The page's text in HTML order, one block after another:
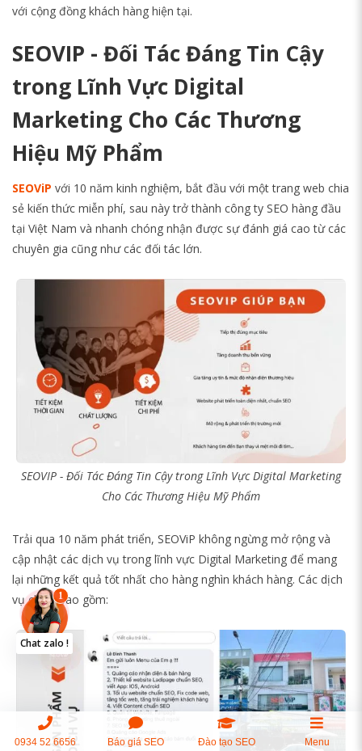
với cộng đồng khách hàng hiện tại.
SEOVIP - Đối Tác Đáng Tin Cậy
trong Lĩnh Vực Digital
Marketing Cho Các Thương
Hiệu Mỹ Phẩm
SEOViP với 10 năm kinh nghiệm, bắt đầu với một trang web chia
sẻ kiến thức miễn phí, sau này trở thành công ty SEO hàng đầu
tại Việt Nam và nhanh chóng nhận được sự đánh giá cao từ các
chuyên gia cũng như các đối tác lớn.
SEOVIP - Đối Tác Đáng Tin Cậy trong Lĩnh Vực Digital Marketing
Cho Các Thương Hiệu Mỹ Phẩm
Trải qua 10 năm phát triển, SEOViP không ngừng mở rộng và
cập nhật các dịch vụ trong lĩnh vực Digital Marketing để mang
lại những kết quả tốt nhất cho hàng nghìn khách hàng. Các dịch
vụ chính bao gồm:
Chat zalo !
0934 52 6656 Báo giá SEO Đào tạo SEO Menu